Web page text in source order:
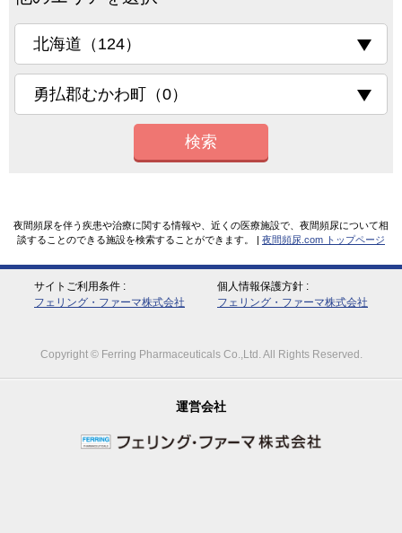
検索
夜間頻尿を伴う疾患や治療に関する情報や、近くの医療施設で、夜間頻尿について相
談することのできる施設を検索することができます。 | 夜間頻尿.com トップページ
サイトご利用条件
フェリング・ファーマ株式会社
個人情報保護方針
フェリング・ファーマ株式会社
Copyright © Ferring Pharmaceuticals Co.,Ltd. All Rights Reserved.
運営会社